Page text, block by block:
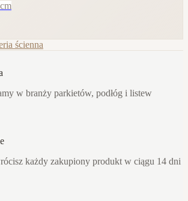
cm
ścienna
w branży parkietów, podłóg i listew
każdy zakupiony produkt w ciągu 14 dni